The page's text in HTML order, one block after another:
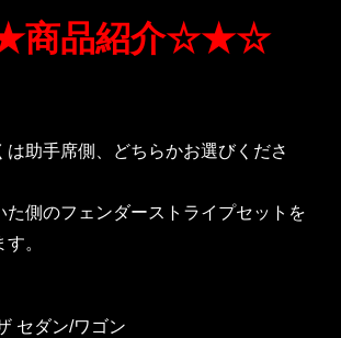
品紹介☆★☆
は助手席側、どちらかお選びくださ
た側のフェンダーストライプセットを
。
セダン/ワゴン